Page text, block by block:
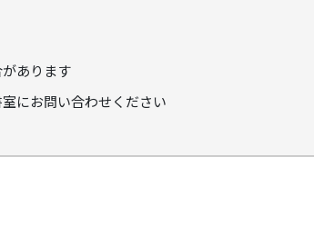
あります
にお問い合わせください